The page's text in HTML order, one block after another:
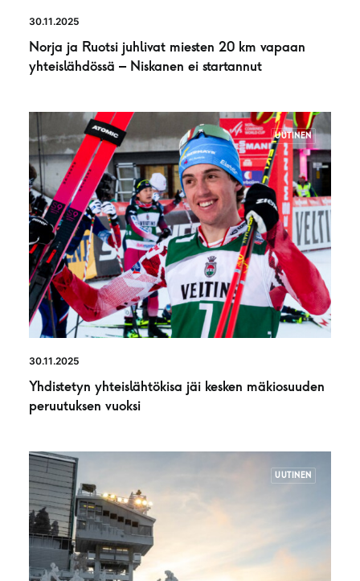
30.11.2025
Norja ja Ruotsi juhlivat miesten 20 km vapaan
yhteislähdössä – Niskanen ei startannut
UUTINEN
30.11.2025
Yhdistetyn yhteislähtökisa jäi kesken mäkiosuuden
peruutuksen vuoksi
UUTINEN